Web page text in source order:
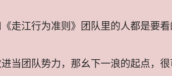
走江行为准则》团队里的人都是要看
当团队势力，那幺下一浪的起点，很